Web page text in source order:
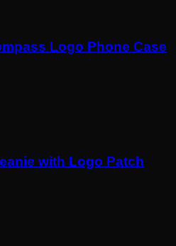
Logo Phone Case
with Logo Patch